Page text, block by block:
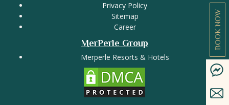
Privacy Policy
Sitemap
Career
MerPerle Group
Merperle Resorts & Hotels
BOOK NOW